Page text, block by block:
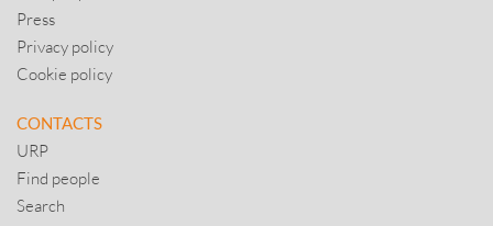
Press
Privacy policy
Cookie policy
CONTACTS
URP
Find people
Search